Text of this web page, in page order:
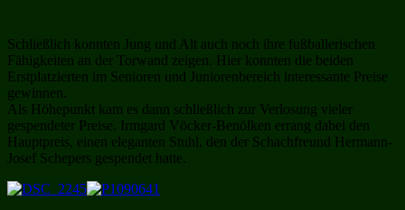
Schließlich konnten Jung und Alt auch noch ihre fußballerischen
Fähigkeiten an der Torwand zeigen. Hier konnten die beiden
Erstplatzierten im Senioren und Juniorenbereich interessante Preise
gewinnen.
Als Höhepunkt kam es dann schließlich zur Verlosung vieler
gespendeter Preise. Irmgard Vöcker-Benölken errang dabei den
Hauptpreis, einen eleganten Stuhl, den der Schachfreund Hermann-
Josef Schepers gespendet hatte.